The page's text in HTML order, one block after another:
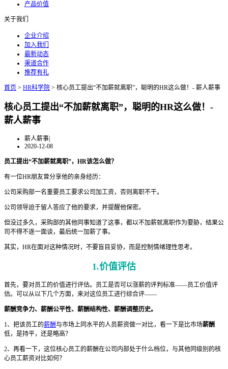
产品价值
关于我们
企业介绍
加入我们
最新动态
渠道合作
推荐有礼
首页 > HR科学院 > 核心员工提出“不加薪就离职”，聪明的HR这么做！- 薪人薪事
核心员工提出“不加薪就离职”，聪明的HR这么做！-
薪人薪事
薪人薪事|
2020-12-08
员工提出“不加薪就离职”，HR该怎么做？
有一位HR朋友曾分享他的亲身经历：
公司采购部一名重要员工要求公司加工资，否则离职不干。
公司领导迫于留人答应了他的要求，并提醒他保密。
但没过多久，采购部的其他同事知道了这事，都以不加薪就离职作为要胁，结果公
司不得不逐一面谈，最后统一加薪了事。
其实，HR在面对这种情况时，不要盲目妥协，而是控制情绪理性思考。
1.价值评估
首先，要对员工的价值进行评估。员工是否可以涨薪的评判标准——员工价值评
估。可以从以下几个方面，来对这位员工进行综合评——
薪酬竞争力、薪酬公平性、薪酬结构性、薪酬调整历史。
1、把该员工的薪酬与市场上同水平的人员薪资做一对比，看一下是比市场薪酬
低，是持平，还是略高？
2、再看一下，这位核心员工的薪酬在公司内部处于什么档位，与其他同级别的核
心员工薪资对比如何？